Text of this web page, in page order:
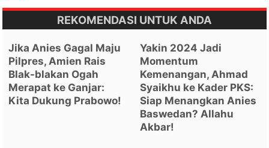
REKOMENDASI UNTUK ANDA
Jika Anies Gagal Maju
Pilpres, Amien Rais
Blak-blakan Ogah
Merapat ke Ganjar:
Kita Dukung Prabowo!
Yakin 2024 Jadi
Momentum
Kemenangan, Ahmad
Syaikhu ke Kader PKS:
Siap Menangkan Anies
Baswedan? Allahu
Akbar!